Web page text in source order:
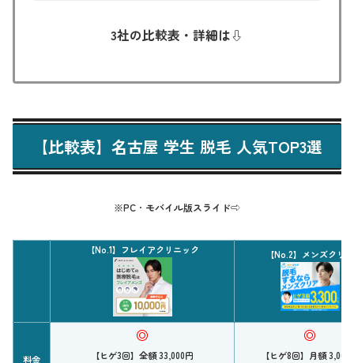
3社の比較表・詳細は⇩
【比較表】名古屋 学生 脱毛 人気TOP3選
※PC ・ モバイル版スライド⇨
【No.1】フレイアクリニック 【No.2】メンズクリア
料金
◎
【ヒゲ3回】全額 33,000円
◎
【ヒゲ8回】月額 3,000